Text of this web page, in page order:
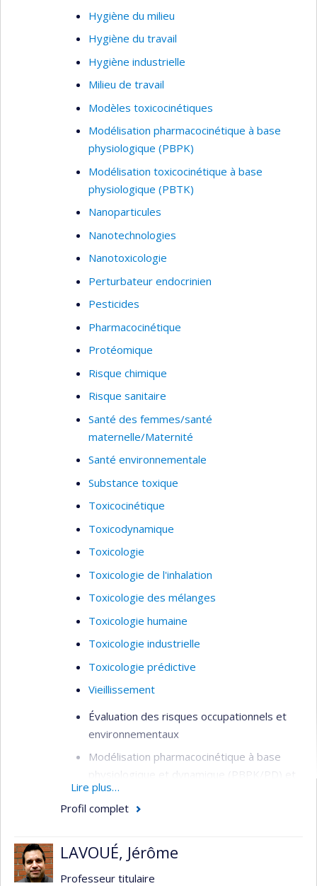
Hygiène du milieu
Hygiène du travail
Hygiène industrielle
Milieu de travail
Modèles toxicocinétiques
Modélisation pharmacocinétique à base
physiologique (PBPK)
Modélisation toxicocinétique à base
physiologique (PBTK)
Nanoparticules
Nanotechnologies
Nanotoxicologie
Perturbateur endocrinien
Pesticides
Pharmacocinétique
Protéomique
Risque chimique
Risque sanitaire
Santé des femmes/santé
maternelle/Maternité
Santé environnementale
Substance toxique
Toxicocinétique
Toxicodynamique
Toxicologie
Toxicologie de l'inhalation
Toxicologie des mélanges
Toxicologie humaine
Toxicologie industrielle
Toxicologie prédictive
Vieillissement
Évaluation des risques occupationnels et
environnementaux
Modélisation pharmacocinétique à base
physiologique et dynamique (PBPK/PD) et
cellulaire
Études sur les modes d’action des
Toxicologie des nanoparticules
(nanotoxicologie et nanosécurité)
Lire plus…
Profil complet
LAVOUÉ, Jérôme
Professeur titulaire